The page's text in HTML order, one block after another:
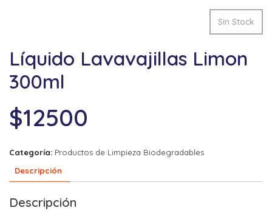
Sin Stock
Líquido Lavavajillas Limon
300ml
$12500
Categoría: Productos de Limpieza Biodegradables
Descripción
Descripción